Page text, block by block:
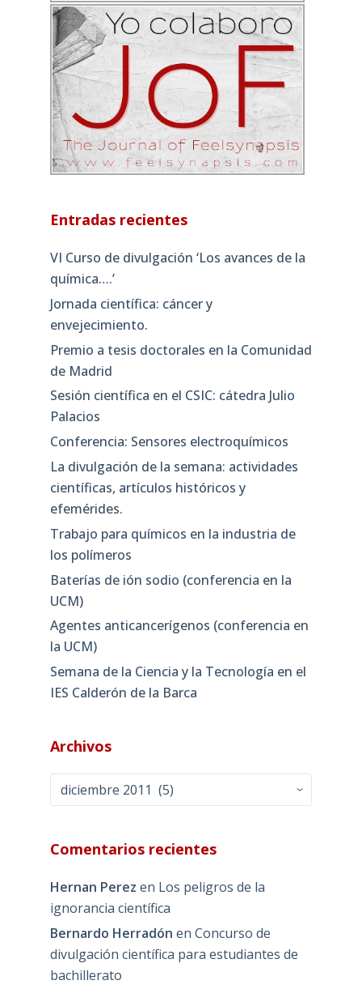
Entradas recientes
VI Curso de divulgación ‘Los avances de la
química….’
Jornada científica: cáncer y
envejecimiento.
Premio a tesis doctorales en la Comunidad
de Madrid
Sesión científica en el CSIC: cátedra Julio
Palacios
Conferencia: Sensores electroquímicos
La divulgación de la semana: actividades
científicas, artículos históricos y
efemérides.
Trabajo para químicos en la industria de
los polímeros
Baterías de ión sodio (conferencia en la
UCM)
Agentes anticancerígenos (conferencia en
la UCM)
Semana de la Ciencia y la Tecnología en el
IES Calderón de la Barca
Archivos
Archivos
Comentarios recientes
Hernan Perez en Los peligros de la
ignorancia científica
Bernardo Herradón en Concurso de
divulgación científica para estudiantes de
bachillerato